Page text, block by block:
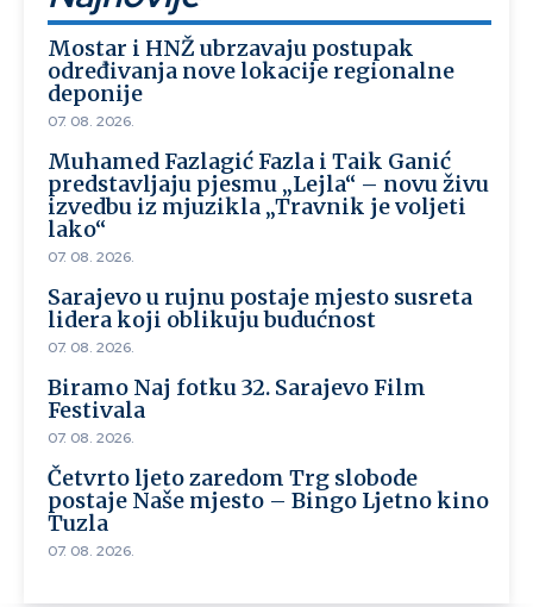
Mostar i HNŽ ubrzavaju postupak
određivanja nove lokacije regionalne
deponije
07. 08. 2026.
Muhamed Fazlagić Fazla i Taik Ganić
predstavljaju pjesmu „Lejla“ – novu živu
izvedbu iz mjuzikla „Travnik je voljeti
lako“
07. 08. 2026.
Sarajevo u rujnu postaje mjesto susreta
lidera koji oblikuju budućnost
07. 08. 2026.
Biramo Naj fotku 32. Sarajevo Film
Festivala
07. 08. 2026.
Četvrto ljeto zaredom Trg slobode
postaje Naše mjesto – Bingo Ljetno kino
Tuzla
07. 08. 2026.